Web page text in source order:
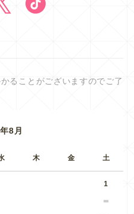
ることがございますのでご了
8月
木 金 土
1